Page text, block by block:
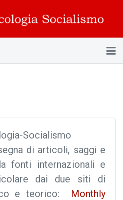
Socialismo
di articoli, saggi e
fonti internazionali e
dai due siti di
e teorico: Monthly